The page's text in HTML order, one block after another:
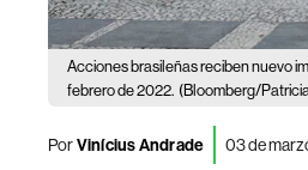
Acciones brasileñas reciben nuevo
febrero de 2022. (Bloomberg/
PorVinícius Andrade 03 de